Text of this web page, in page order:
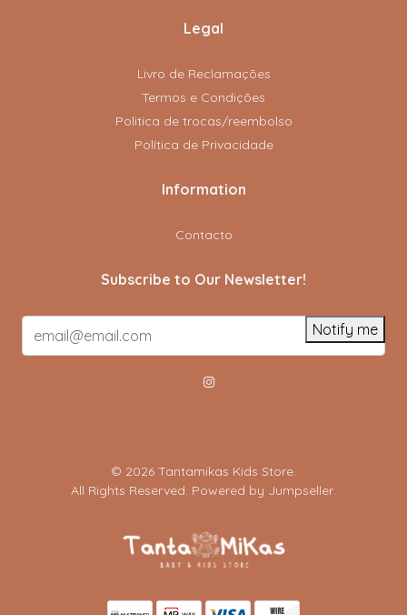
Legal
Livro de Reclamações
Termos e Condições
Politica de trocas/reembolso
Política de Privacidade
Information
Contacto
Subscribe to Our Newsletter!
Notify me
© 2026 Tantamikas Kids Store.
All Rights Reserved. Powered by Jumpseller.